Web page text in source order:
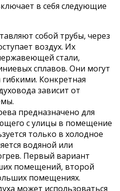
в себя следующие
собой трубы, через
воздух. Их
стали,
сплавов. Они могут
Конкретная
зависит от
предназначено для
с улицы в помещение
только в холодное
водяной или
Первый вариант
помещений, второй
помещениях.
может использоваться